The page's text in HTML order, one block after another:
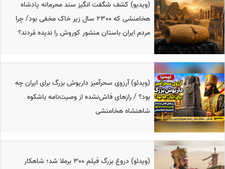
(ویدیو) کشف شگفت انگیز سند محرمانه پادشاه
هخامنشی که 2300 سال زیر خاک مخفی بود/ چرا
مردم ایران باستان منشور کوروش را ندیده مُردند؟
(ویدئو) آرزوی سحرآمیز داریوش بزرگ برای ایران چه
بود؟ / رازهای فاش‌نشده از وصیت‌نامه باشکوه
شاهنشاه هخامنشی
(ویدئو) دروغ بزرگ فیلم 300 برملا شد؛ شاهکار